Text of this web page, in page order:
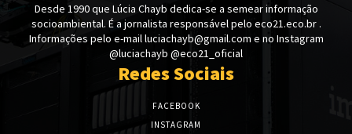
Desde 1990 que Lúcia Chayb dedica-se a semear informação
socioambiental. É a jornalista responsável pelo eco21.eco.br .
Informações pelo e-mail luciachayb@gmail.com e no Instagram
@luciachayb @eco21_oficial
Redes Sociais
FACEBOOK
INSTAGRAM